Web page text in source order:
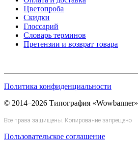
Цветопроба
Скидки
Глоссарий
Словарь терминов
Претензии и возврат товара
Политика конфиденциальности
© 2014–2026 Типография «Wowbanner»
Все права защищены. Копирование запрещено
Пользовательское соглашение